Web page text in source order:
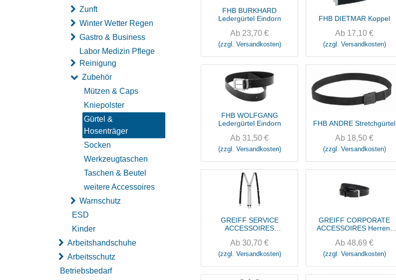
Zunft
Winter Wetter Regen
Gastro & Business
Labor Medizin Pflege
Reinigung
Zubehör
Mützen & Caps
Kniepolster
Gürtel &
Hosenträger
Socken
Werkzeugtaschen
Taschen & Beutel
weitere Accessoires
Warnschutz
ESD
Kinder
Arbeitshandschuhe
Arbeitsschutz
Betriebsbedarf
FHB BURKHARD
Ledergürtel Eindorn
Ab 23,70 €
(zzgl. Versandkosten)
FHB DIETMAR Koppel
Ab 17,10 €
(zzgl. Versandkosten)
FHB WOLFGANG
Ledergürtel Eindorn
Ab 31,50 €
(zzgl. Versandkosten)
FHB ANDRE Stretchgürtel
Ab 18,50 €
(zzgl. Versandkosten)
GREIFF SERVICE
ACCESSOIRES
Ab 30,70 €
(zzgl. Versandkosten)
GREIFF CORPORATE
ACCESSOIRES Herren-
Ab 48,69 €
(zzgl. Versandkosten)